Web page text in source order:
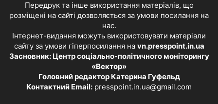
Передрук та інше використання матеріалів, що
розміщені на сайті дозволяється за умови посилання на
нас.
Інтернет-видання можуть використовувати матеріали
сайту за умови гіперпосилання на vn.presspoint.in.ua
Засновник: Центр соціально-політичного моніторингу
«Вектор»
Головний редактор Катерина Гуфельд
Контактний Email: presspoint.in.ua@gmail.com